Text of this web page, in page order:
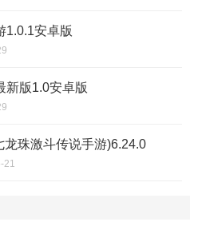
1.0.1安卓版
新版1.0安卓版
龙珠激斗传说手游)6.24.0
21